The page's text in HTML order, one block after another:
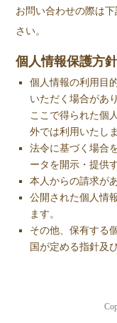
お問い合わせの際は
さい。
個人情報保護方
個人情報の利用目
いただく場合があ
ここで得られた個
外では利用いたし
法令に基づく場合
ータを開示・提供
本人からの請求が
公開された個人情
ます。
その他、保有する
国が定める指針及